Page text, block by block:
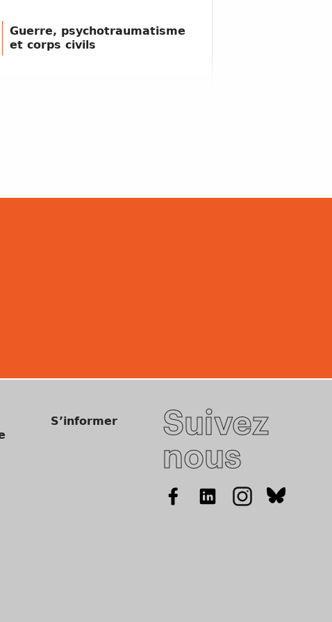
Guerre, psychotraumatisme
et corps civils
S’informer
Suivez
nous